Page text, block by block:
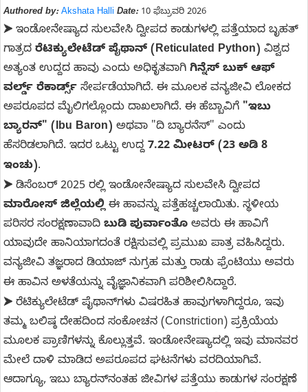
Authored by: Akshata Halli Date:10 ಫೆಬ್ರುವರಿ 2026
➤ ಇಂಡೋನೇಷ್ಯಾದ ಸುಲವೇಸಿ ದ್ವೀಪದ ಕಾಡುಗಳಲ್ಲಿ ಪತ್ತೆಯಾದ ಬೃಹತ್
ಗಾತ್ರದ ರೆಟಿಕ್ಯುಲೇಟೆಡ್ ಪೈಥಾನ್ (Reticulated Python) ವಿಶ್ವದ
ಅತ್ಯಂತ ಉದ್ದದ ಹಾವು ಎಂದು ಅಧಿಕೃತವಾಗಿ ಗಿನ್ನೆಸ್ ಬುಕ್ ಆಫ್
ವರ್ಲ್ಡ್ ರೆಕಾರ್ಡ್ಸ್ ಸೇರ್ಪಡೆಯಾಗಿದೆ. ಈ ಮೂಲಕ ವನ್ಯಜೀವಿ ಲೋಕದ
ಅಪರೂಪದ ಮೈಲಿಗಲ್ಲೊಂದು ದಾಖಲಾಗಿದೆ. ಈ ಹೆಬ್ಬಾವಿಗೆ "ಇಬು
ಬ್ಯಾರನ್" (Ibu Baron) ಅಥವಾ "ದಿ ಬ್ಯಾರನೆಸ್" ಎಂದು
ಹೆಸರಿಡಲಾಗಿದೆ. ಇದರ ಒಟ್ಟು ಉದ್ದ7.22 ಮೀಟರ್ (23 ಅಡಿ 8
ಇಂಚು).
➤ ಡಿಸೆಂಬರ್ 2025 ರಲ್ಲಿ ಇಂಡೋನೇಷ್ಯಾದ ಸುಲವೇಸಿ ದ್ವೀಪದ
ಮಾರೋಸ್ ಜಿಲ್ಲೆಯಲ್ಲಿಈ ಹಾವನ್ನು ಪತ್ತೆಹಚ್ಚಲಾಯಿತು. ಸ್ಥಳೀಯ
ಪರಿಸರ ಸಂರಕ್ಷಣಾವಾದಿ ಬುಡಿ ಪುರ್ವಾಂತೊ ಅವರು ಈ ಹಾವಿಗೆ
ಯಾವುದೇ ಹಾನಿಯಾಗದಂತೆ ರಕ್ಷಿಸುವಲ್ಲಿ ಪ್ರಮುಖ ಪಾತ್ರ ವಹಿಸಿದ್ದರು.
ವನ್ಯಜೀವಿ ತಜ್ಞರಾದ ಡಿಯಾಜ್ ನುಗ್ರಹ ಮತ್ತು ರಾಡು ಫ್ರೆಂಟಿಯು ಅವರು
ಈ ಹಾವಿನ ಅಳತೆಯನ್ನು ವೈಜ್ಞಾನಿಕವಾಗಿ ಪರಿಶೀಲಿಸಿದ್ದಾರೆ.
➤ ರೆಟಿಕ್ಯುಲೇಟೆಡ್ ಪೈಥಾನ್‌ಗಳು ವಿಷರಹಿತ ಹಾವುಗಳಾಗಿದ್ದರೂ, ಇವು
ತಮ್ಮ ಬಲಿಷ್ಠ ದೇಹದಿಂದ ಸಂಕೋಚನ (Constriction) ಪ್ರಕ್ರಿಯೆಯ
ಮೂಲಕ ಪ್ರಾಣಿಗಳನ್ನು ಕೊಲ್ಲುತ್ತವೆ. ಇಂಡೋನೇಷ್ಯಾದಲ್ಲಿ ಇವು ಮಾನವರ
ಮೇಲೆ ದಾಳಿ ಮಾಡಿದ ಅಪರೂಪದ ಘಟನೆಗಳು ವರದಿಯಾಗಿವೆ.
ಆದಾಗ್ಯೂ, ಇಬು ಬ್ಯಾರನ್‌ನಂತಹ ಜೀವಿಗಳ ಪತ್ತೆಯು ಕಾಡುಗಳ ಸಂರಕ್ಷಣೆ